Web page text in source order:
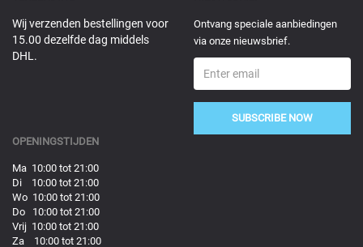
Wij verzenden bestellingen voor
15.00 dezelfde dag middels
DHL.
Ontvang speciale aanbiedingen
via onze nieuwsbrief.
SUBSCRIBE NOW
OPENINGSTIJDEN
Ma 10:00 tot 21:00
Di 10:00 tot 21:00
Wo 10:00 tot 21:00
Do 10:00 tot 21:00
Vrij 10:00 tot 21:00
Za 10:00 tot 21:00